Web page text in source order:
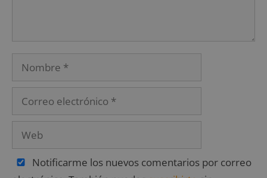
Notificarme los nuevos comentarios por correo